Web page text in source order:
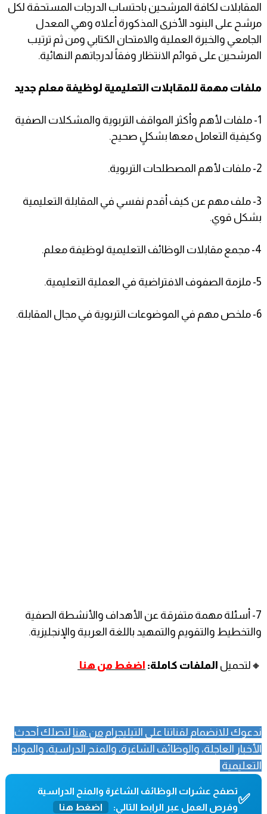
المقابلات لكافة المرشحين باحتساب الدرجات المستحقة لكل
مرشح على البنود الأخرى المذكورة أعلاه وهي المعدل
الجامعي والخبرة العملية والامتحان الكتابي ومن ثم ترتيب
المرشحين على قوائم الانتظار وفقاً لدرجاتهم النهائية.
ملفات مهمة للمقابلات التعليمية لوظيفة معلم جديد
1- ملفات لأهم وأكثر المواقف التربوية والمشكلات الصفية
وكيفية التعامل معها بشكلٍ صحيح.
2- ملفات لأهم المصطلحات التربوية.
3- ملف مهم عن كيف أقدم نفسي في المقابلة التعليمية
بشكل قوي.
4- مجمع مقابلات الوظائف التعليمية لوظيفة معلم.
5- ملزمة الصفوف الافتراضية في العملية التعليمية.
6- ملخص مهم في الموضوعات التربوية في مجال المقابلة.
7- أسئلة مهمة متفرقة عن الأهداف والأنشطة الصفية
والتخطيط والتقويم والتمهيد باللغة العربية والإنجليزية.
🔸️لتحميل الملفات كاملة: اضغط من هنا
ندعوك للانضمام لقناتنا على التيليجرام من هنا لتصلك أحدث
الأخبار العاجلة، والوظائف الشاغرة، والمنح الدراسية، والمواد
التعليمية
✅تصفح عشرات الوظائف الشاغرة والمنح الدراسية
وفرص العمل عبر الرابط التالي:
اضغط هنا